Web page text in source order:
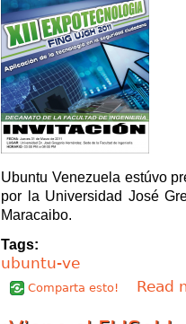
Ubuntu Venezuela estúvo
por la Universidad José
Maracaibo.
Tags:
ubuntu-ve
Comparta esto! Read